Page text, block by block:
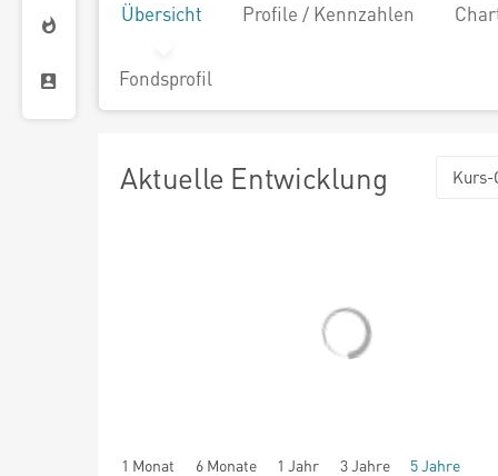
Übersicht Profile / Kennzahlen
Fondsprofil
Aktuelle Entwicklung Kurs-
1 Monat 6 Monate 1 Jahr 3 Jahre 5 Jahre